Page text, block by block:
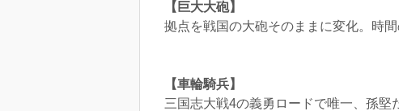
【巨大大砲】
拠点を戦国の大砲そのままに変化。時
【車輪騎兵】
三国志大戦4の義勇ロードで唯一、孫堅